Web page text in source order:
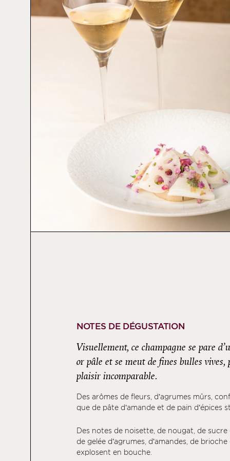
NOTES DE DÉGUSTATION
Visuellement, ce champagne se pare
or pâle et se meut de fines bulles vives,
plaisir incomparable.
Des arômes de fleurs, d’agrumes mûrs,
que de pâte d’amande et de pain d’épices
Des notes de noisette, de nougat, de sucre
de gelée d’agrumes, d’amandes, de
explosent en bouche.